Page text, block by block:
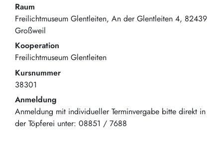
Raum
Freilichtmuseum Glentleiten An der Glentleiten 4 82439
Großweil
Kooperation
Freilichtmuseum Glentleiten
Kursnummer
38301
Anmeldung
Anmeldung mit individueller Terminvergabe bitte direkt in
der Töpferei unter: 08851 / 7688